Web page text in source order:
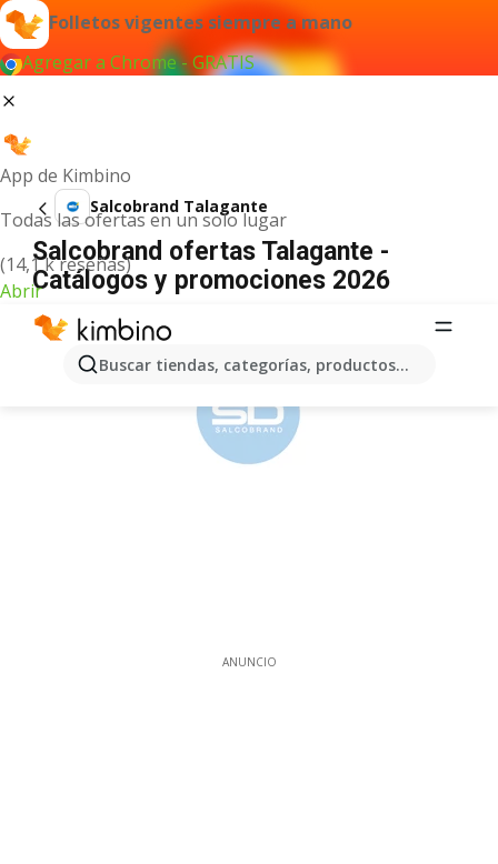
Folletos vigentes siempre a mano
Agregar a Chrome - GRATIS
App de Kimbino
Todas las ofertas en un solo lugar
(14,1 k reseñas)
Abrir
Buscar tiendas, categorías, productos...
Salcobrand Talagante
Salcobrand ofertas Talagante -
Catálogos y promociones 2026
ANUNCIO